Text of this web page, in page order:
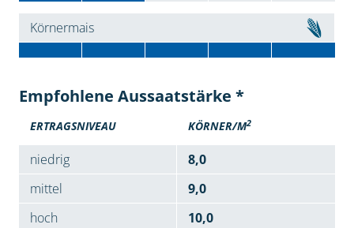
Körnermais
Empfohlene Aussaatstärke *
ERTRAGSNIVEAU KÖRNER/M2
niedrig
8,0
mittel
9,0
hoch
10,0